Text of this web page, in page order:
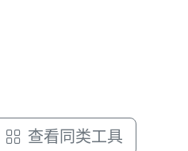
查看同类工具